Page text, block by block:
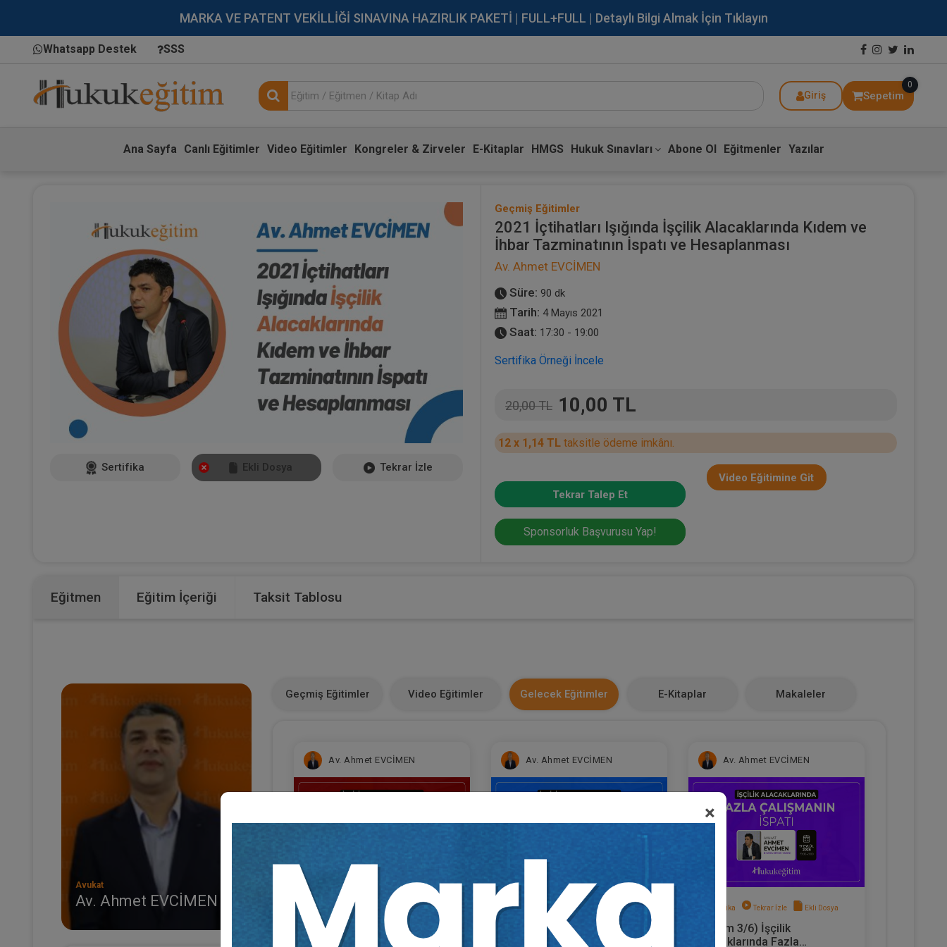
MARKA VE PATENT VEKİLLİĞİ SINAVINA HAZIRLIK PAKETİ | FULL+FULL | Detaylı Bilgi Almak İçin Tıklayın
Whatsapp Destek SSS
Giriş Sepetim
0
Ana Sayfa Canlı Eğitimler Video Eğitimler Kongreler & Zirveler E-Kitaplar HMGS Hukuk Sınavları Abone Ol Eğitmenler Yazılar
×
Sertifika Ekli Dosya Tekrar İzle
Geçmiş Eğitimler
2021 İçtihatları Işığında İşçilik Alacaklarında Kıdem ve
İhbar Tazminatının İspatı ve Hesaplanması
Av. Ahmet EVCİMEN
Süre: 90 dk
Tarih: 4 Mayıs 2021
Saat: 17:30 - 19:00
Sertifika Örneği İncele
20,00 TL 10,00 TL
12 x 1,14 TL taksitle ödeme imkânı.
Tekrar Talep Et
Video Eğitimine Git
Sponsorluk Başvurusu Yap!
Eğitmen Eğitim İçeriği Taksit Tablosu
Avukat
Av. Ahmet EVCİMEN
Geçmiş Eğitimler Video Eğitimler Gelecek Eğitimler E-Kitaplar Makaleler
Av. Ahmet EVCİMEN
Sertifika Tekrar İzle Ekli Dosya
(Eğitim 1/6) İşçilik
Alacaklarında Ücret ve Hizmet
Av. Ahmet EVCİMEN
Sertifika Tekrar İzle Ekli Dosya
(Eğitim 2/6) İşçilik
Alacaklarında Kıdem ve İhbar
Av. Ahmet EVCİMEN
Sertifika Tekrar İzle Ekli Dosya
(Eğitim 3/6) İşçilik
Alacaklarında Fazla